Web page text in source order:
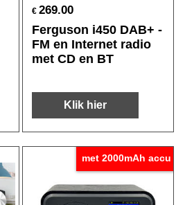
€ 269.00
Ferguson i450 DAB+ -
FM en Internet radio
met CD en BT
Klik hier
met 2000mAh accu